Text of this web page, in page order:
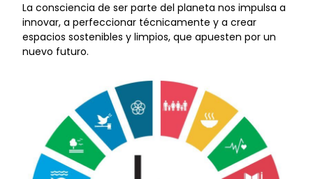
La consciencia de ser parte del planeta nos impulsa a
innovar, a perfeccionar técnicamente y a crear
espacios sostenibles y limpios, que apuesten por un
nuevo futuro.